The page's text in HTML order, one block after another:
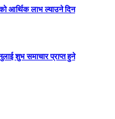
आर्थिक लाभ ल्याउने दिन
शुभ समाचार प्राप्त हुने